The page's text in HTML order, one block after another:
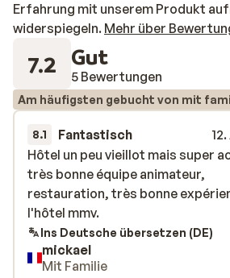
Erfahrung mit unserem Produkt
widerspiegeln. Mehr über
7.2 Gut
5 Bewertungen
Am häufigsten gebucht von mit
8.1 Fantastisch
Hôtel un peu vieillot mais super
très bonne équipe animateur,
restauration, très bonne
l'hôtel mmv.
Hôtel un peu vieillot mais super
très bonne équipe animateur,
restauration, très bonne
l'hôtel mmv.
Ins Deutsche übersetzen (DE)
mickael
Mit Familie